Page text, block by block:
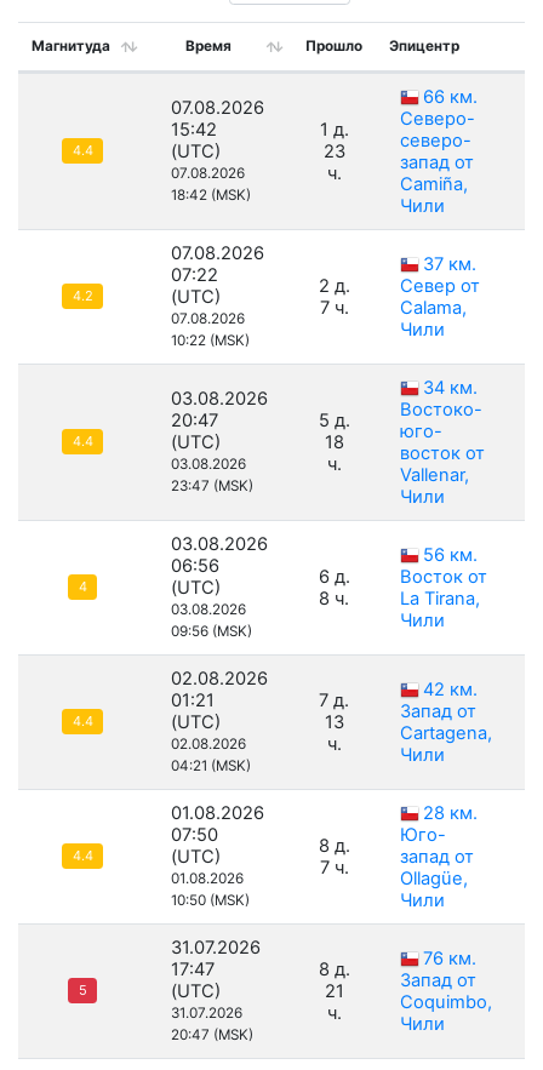
Магнитуда Время Прошло Эпицентр
4.4
07.08.2026
15:42
(UTC)
07.08.2026
18:42 (MSK)
1 д.
23
ч.
66 км.
Северо-
северо-
запад от
Camiña,
Чили
4.2
07.08.2026
07:22
(UTC)
07.08.2026
10:22 (MSK)
2 д.
7 ч.
37 км.
Север от
Calama,
Чили
4.4
03.08.2026
20:47
(UTC)
03.08.2026
23:47 (MSK)
5 д.
18
ч.
34 км.
Востоко-
юго-
восток от
Vallenar,
Чили
4
03.08.2026
06:56
(UTC)
03.08.2026
09:56 (MSK)
6 д.
8 ч.
56 км.
Восток от
La Tirana,
Чили
4.4
02.08.2026
01:21
(UTC)
02.08.2026
04:21 (MSK)
7 д.
13
ч.
42 км.
Запад от
Cartagena,
Чили
4.4
01.08.2026
07:50
(UTC)
01.08.2026
10:50 (MSK)
8 д.
7 ч.
28 км.
Юго-
запад от
Ollagüe,
Чили
5
31.07.2026
17:47
(UTC)
31.07.2026
20:47 (MSK)
8 д.
21
ч.
76 км.
Запад от
Coquimbo,
Чили